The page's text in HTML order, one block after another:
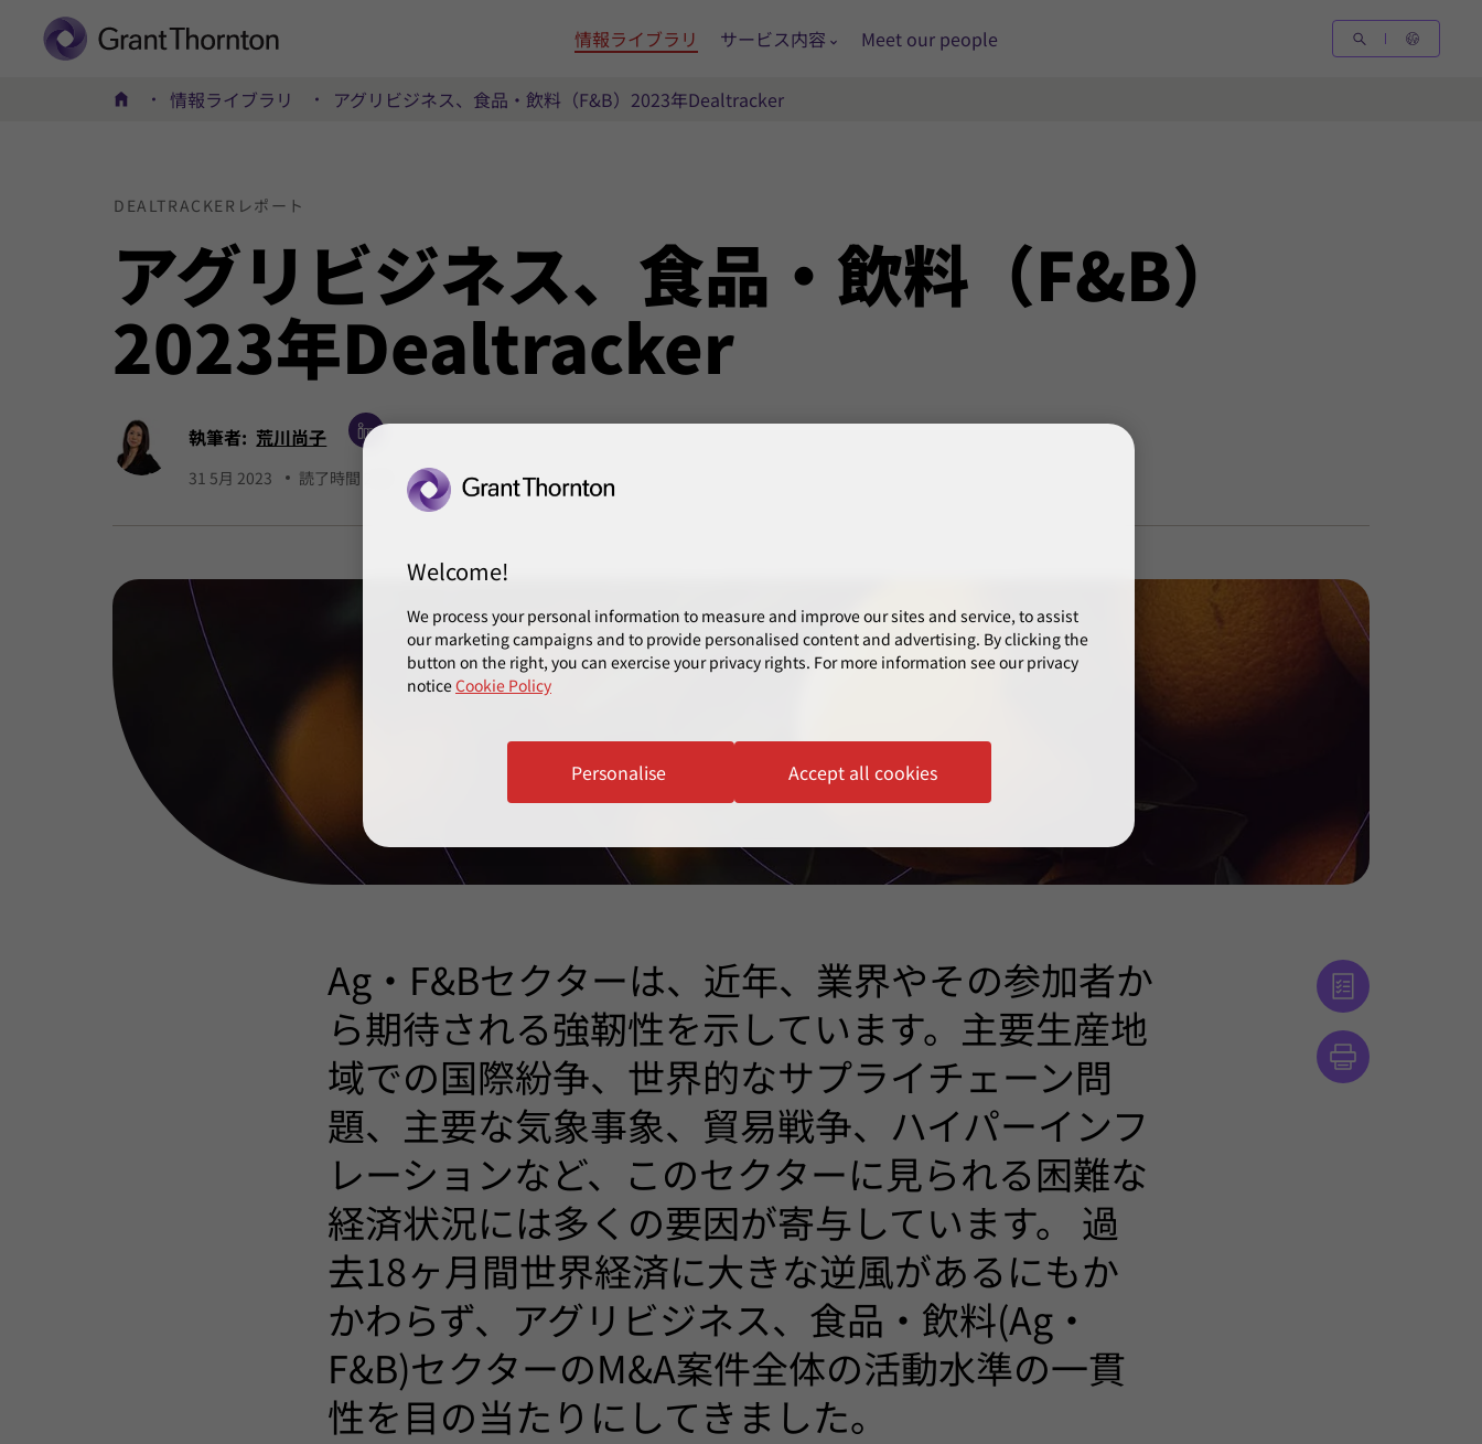
情報ライブラリ サービス内容 Meet our people
ホーム 情報ライブラリ アグリビジネス、食品・飲料（F&B）2023年Dealtracker
アグリ ビジネス、 食品・ 飲料 （F&B）
2023年Dealtracker
DEALTRACKER レポート
執筆者: 荒川尚子
31 5月 2023 読了時間 2 分
Ag・F&Bセクターは、近年、業界やその参加者か
ら期待される強靭性を示しています。主要生産地
域での国際紛争、世界的なサプライチェーン問
題、主要な気象事象、貿易戦争、ハイパーインフ
レーションなど、このセクターに見られる困難な
経済状況には多くの要因が寄与しています。 過
去18ヶ月間世界経済に大きな逆風があるにもか
かわらず、アグリビジネス、食品・飲料(Ag・
F&B)セクターのM&A案件全体の活動水準の一貫
性を目の当たりにしてきました。
Welcome!
We process your personal information to measure and improve our sites and service, to assist
our marketing campaigns and to provide personalised content and advertising. By clicking the
button on the right, you can exercise your privacy rights. For more information see our privacy
noticeCookie Policy
Accept all cookies
Personalise